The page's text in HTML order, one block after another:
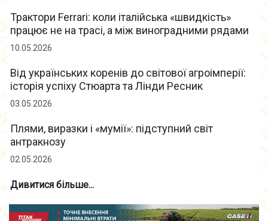
Трактори Ferrari: коли італійська «швидкість»
працює не на трасі, а між виноградними рядами
10.05.2026
Від українських коренів до світової агроімперії:
історія успіху Стюарта та Лінди Ресник
03.05.2026
Плями, виразки і «мумії»: підступний світ
антракнозу
02.05.2026
Дивитися більше...